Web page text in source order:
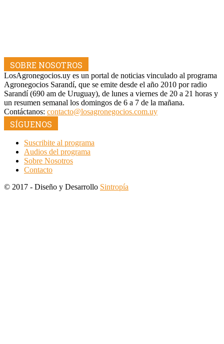
SOBRE NOSOTROS
LosAgronegocios.uy es un portal de noticias vinculado al programa
Agronegocios Sarandí, que se emite desde el año 2010 por radio
Sarandí (690 am de Uruguay), de lunes a viernes de 20 a 21 horas y
un resumen semanal los domingos de 6 a 7 de la mañana.
Contáctanos: contacto@losagronegocios.com.uy
SÍGUENOS
Suscribite al programa
Audios del programa
Sobre Nosotros
Contacto
© 2017 - Diseño y Desarrollo Sintropía